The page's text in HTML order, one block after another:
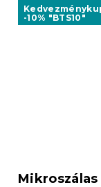
-10% "BTS10"
Mikroszálas